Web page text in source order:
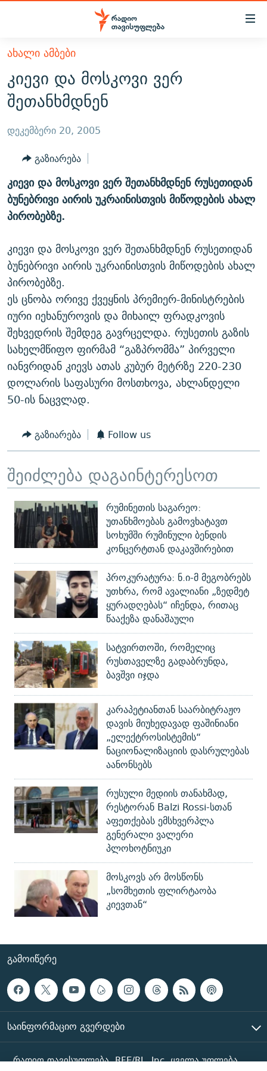
Accessibility
მთავარ
დაბრუნება
მთავარ
დაბრუნება
ძიებაზე
დაბრუნება
ᲐᲮᲐᲚᲘ ᲐᲛᲑᲔᲑᲘ
ᲗᲔᲛᲔᲑᲘ
ᲞᲝᲚᲘᲢᲘᲙᲐ
ᲔᲙᲝᲜᲝᲛᲘᲙᲐ
ᲡᲐᲖᲝᲒᲐᲓᲝᲔᲑᲐ
ᲡᲞᲝᲠᲢᲘ
ᲕᲘᲓᲔᲝ
ᲑᲚᲝᲒᲔᲑᲘ
ᲞᲝᲓᲙᲐᲡᲢᲔᲑᲘ
ᲜᲘᲙᲝᲡ ᲞᲝᲓᲙᲐᲡᲢᲘ
60 ᲓᲔᲪᲘᲑᲔᲚᲘ
ᲓᲘᲚᲘᲡ ᲡᲐᲣᲑᲠᲔᲑᲘ
ᲛᲝᲚᲐᲞᲐᲠᲐᲙᲔ ᲢᲔᲥᲡᲢᲔᲑᲘ
ᲨᲘᲜ - ᲣᲪᲮᲝᲔᲗᲨᲘ
ᲚᲘᲢᲔᲠᲐᲢᲣᲠᲣᲚᲘ ᲬᲐᲮᲜᲐᲒᲔᲑᲘ
ᲐᲛᲔᲠᲘᲙᲣᲚᲘ ᲛᲝᲗᲮᲠᲝᲑᲐ
ᲘᲛᲞᲔᲠᲘᲐ ᲓᲐ ᲠᲐᲓᲘᲝ
ᲗᲐᲕᲘᲡᲣᲤᲚᲔᲑᲘᲡ ᲛᲝᲜᲘᲢᲝᲠᲘ
ᲤᲔᲜᲝᲕᲐᲜᲘ - 2.10
ᲗᲥᲕᲔᲜᲘ ᲞᲣᲑᲚᲘᲙᲐᲪᲘᲔᲑᲘ
ᲞᲠᲝᲔᲥᲢᲔᲑᲘ
ᲓᲐᲛᲝᲣᲙᲘᲓᲔᲑᲚᲝᲑᲘᲡ 100 ᲬᲔᲚᲘ
ᲩᲔᲛᲘ ᲡᲘᲙᲕᲓᲘᲚᲘᲡ ᲛᲘᲖᲔᲖᲘᲐ COVID-19
11 ᲬᲔᲚᲘ - 11 ᲐᲛᲑᲐᲕᲘ
ᲡᲐᲞᲐᲠᲚᲐᲛᲔᲜᲢᲝ ᲐᲠᲩᲔᲕᲜᲔᲑᲘᲡ ᲘᲡᲢᲝᲠᲘᲐ
ᲑᲐᲕᲨᲕᲔᲑᲘ ᲞᲠᲝᲡᲢᲘᲢᲣᲪᲘᲐᲨᲘ - ᲐᲛᲝᲣᲗᲥᲛᲔᲚᲘ ᲐᲛᲑᲐᲕᲘ
5 ᲐᲛᲑᲐᲕᲘ - 20 ᲘᲕᲜᲘᲡᲡ ᲓᲐᲨᲐᲕᲔᲑᲣᲚᲔᲑᲘ
ᲐᲒᲕᲘᲡᲢᲝᲡ ᲝᲛᲘ
ПРИВЕТ ᲙᲣᲚᲢᲣᲠᲐ
ЭХО КАВКАЗА
ᲒᲐᲛᲝᲘᲬᲔᲠᲔ
რთე/რთ-ის ყველა საიტი
ᲐᲮᲐᲚᲘ ᲐᲛᲑᲔᲑᲘ
კიევი და მოსკოვი ვერ
შეთანხმდნენ
დეკემბერი 20, 2005
გაზიარება
კიევი და მოსკოვი ვერ შეთანხმდნენ რუსეთიდან
ბუნებრივი აირის უკრაინისთვის მიწოდების ახალ
პირობებზე.
კიევი და მოსკოვი ვერ შეთანხმდნენ რუსეთიდან
ბუნებრივი აირის უკრაინისთვის მიწოდების ახალ
პირობებზე.
ეს ცნობა ორივე ქვეყნის პრემიერ-მინისტრების
იური იეხანუროვის და მიხაილ ფრადკოვის
შეხვედრის შემდეგ გავრცელდა. რუსეთის გაზის
სახელმწიფო ფირმამ “გაზპრომმა” პირველი
იანვრიდან კიევს ათას კუბურ მეტრზე 220-230
დოლარის საფასური მოსთხოვა, ახლანდელი
50-ის ნაცვლად.
გაზიარება Follow us
შეიძლება დაგაინტერესოთ
რუმინეთის საგარეო:
უთანხმოებას გამოვხატავთ
სოხუმში რუმინული ბენდის
კონცერტთან დაკავშირებით
პროკურატურა: ნ.ი-მ მეგობრებს
უთხრა, რომ ავალიანი „ზედმეტ
ყურადღებას“ იჩენდა, რითაც
წააქეზა დანაშაული
სატვირთოში, რომელიც
რუსთაველზე გადაბრუნდა,
ბავშვი იჯდა
კარაპეტიანთან საარბიტრაჟო
დავის მიუხედავად ფაშინიანი
„ელექტროსისტემის“
ნაციონალიზაციის დასრულებას
აანონსებს
რუსული მედიის თანახმად,
რესტორან Balzi Rossi-სთან
აფეთქებას ემსხვერპლა
გენერალი ვალერი
პლოხოტნიუკი
მოსკოვს არ მოსწონს
„სომხეთის ფლირტაობა
კიევთან“
ᲒᲐᲛᲝᲘᲬᲔᲠᲔ
ᲡᲐᲘᲜᲤᲝᲠᲛᲐᲪᲘᲝ ᲒᲕᲔᲠᲓᲔᲑᲘ
რადიო თავისუფლება, RFE/RL, Inc. ყველა უფლება